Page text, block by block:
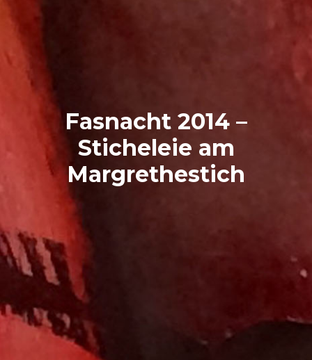
Fasnacht 2014 –
Sticheleie am
Margrethestich